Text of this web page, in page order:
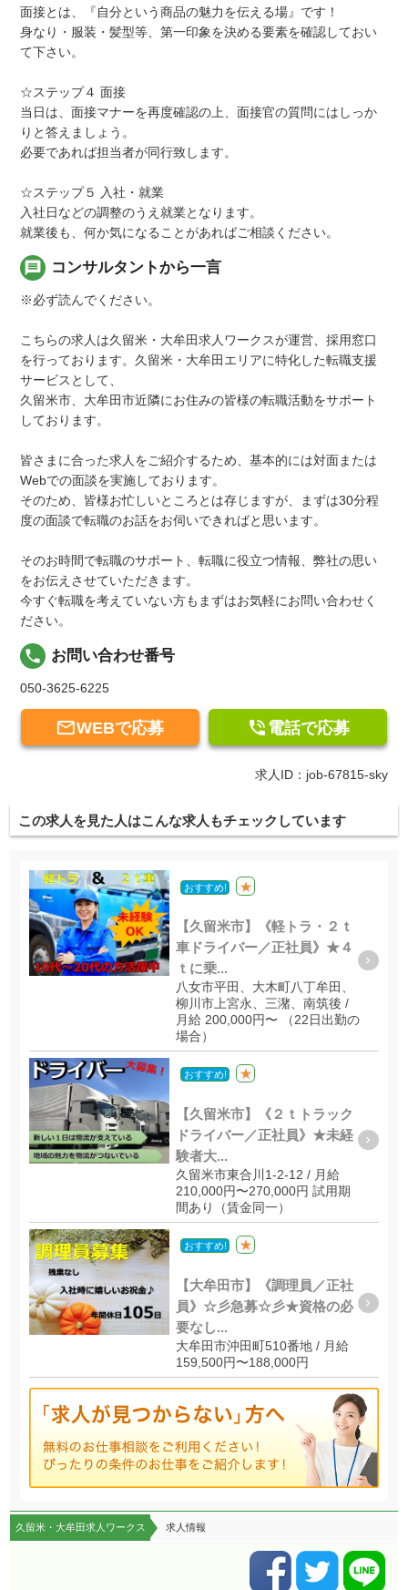
面接とは、『自分という商品の魅力を伝える場』です！
身なり・服装・髪型等、第一印象を決める要素を確認しておい
て下さい。
☆ステップ４ 面接
当日は、面接マナーを再度確認の上、面接官の質問にはしっか
りと答えましょう。
必要であれば担当者が同行致します。
☆ステップ５ 入社・就業
入社日などの調整のうえ就業となります。
就業後も、何か気になることがあればご相談ください。
message コンサルタントから一言
※必ず読んでください。
こちらの求人は久留米・大牟田求人ワークスが運営、採用窓口
を行っております。久留米・大牟田エリアに特化した転職支援
サービスとして、
久留米市、大牟田市近隣にお住みの皆様の転職活動をサポート
しております。
皆さまに合った求人をご紹介するため、基本的には対面または
Webでの面談を実施しております。
そのため、皆様お忙しいところとは存じますが、まずは30分程
度の面談で転職のお話をお伺いできればと思います。
そのお時間で転職のサポート、転職に役立つ情報、弊社の思い
をお伝えさせていただきます。
今すぐ転職を考えていない方もまずはお気軽にお問い合わせく
ださい。
local_phone お問い合わせ番号
050-3625-6225
WEBで応募  電話で応募
求人ID：job-67815-sky
この求人を見た人はこんな求人もチェックしています
おすすめ! ★
【久留米市】《軽トラ・２ｔ
車ドライバー／正社員》★４
ｔに乗...
八女市平田、大木町八丁牟田、
柳川市上宮永、三潴、南筑後 /
月給 200,000円〜 （22日出勤の
場合）
おすすめ! ★
【久留米市】《２ｔトラック
ドライバー／正社員》★未経
験者大...
久留米市東合川1-2-12 / 月給
210,000円〜270,000円 試用期
間あり（賃金同一）
おすすめ! ★
【大牟田市】《調理員／正社
員》☆彡急募☆彡★資格の必
要なし...
大牟田市沖田町510番地 / 月給
159,500円〜188,000円
久留米・大牟田求人ワークス 求人情報